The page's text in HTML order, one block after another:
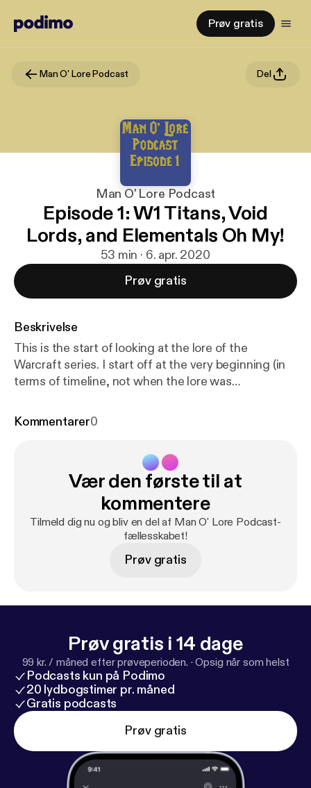
Prøv gratis
Man O' Lore Podcast Del
Man O' Lore Podcast
Episode 1: W1 Titans, Void
Lords, and Elementals Oh My!
53 min · 6. apr. 2020
Prøv gratis
Beskrivelse
This is the start of looking at the lore of the
Warcraft series. I start off at the very beginning (in
terms of timeline, not when the lore was
everything, light, void, titans, elementals, and wild
Kommentarer0
Vær den første til at
kommentere
Tilmeld dig nu og bliv en del af Man O' Lore Podcast-
fællesskabet!
Prøv gratis
Prøv gratis i 14 dage
99 kr. / måned efter prøveperioden. ·Opsig når som helst
Podcasts kun på Podimo
20 lydbogstimer pr. måned
Gratis podcasts
Prøv gratis